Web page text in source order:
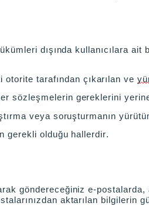
dışında kullanıcılara
otorite tarafından çıkarılan ve
sözleşmelerin gereklerini
veya soruşturmanın
gerekli olduğu hallerdir.
göndereceğiniz e-
aktarılan bilgilerin